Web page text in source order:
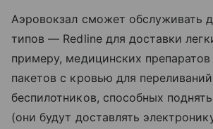
Аэровокзал сможет обслуживать
типов — Redline для доставки
примеру, медицинских
пакетов с кровью для
беспилотников, способных
(они будут доставлять